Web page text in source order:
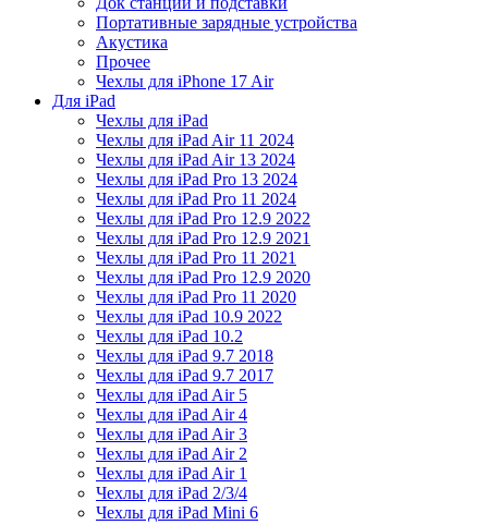
Портативные зарядные устройства
Акустика
Прочее
Чехлы для iPhone 17 Air
Для iPad
Чехлы для iPad
Чехлы для iPad Air 11 2024
Чехлы для iPad Air 13 2024
Чехлы для iPad Pro 13 2024
Чехлы для iPad Pro 11 2024
Чехлы для iPad Pro 12.9 2022
Чехлы для iPad Pro 12.9 2021
Чехлы для iPad Pro 11 2021
Чехлы для iPad Pro 12.9 2020
Чехлы для iPad Pro 11 2020
Чехлы для iPad 10.9 2022
Чехлы для iPad 10.2
Чехлы для iPad 9.7 2018
Чехлы для iPad 9.7 2017
Чехлы для iPad Air 5
Чехлы для iPad Air 4
Чехлы для iPad Air 3
Чехлы для iPad Air 2
Чехлы для iPad Air 1
Чехлы для iPad 2/3/4
Чехлы для iPad Mini 6